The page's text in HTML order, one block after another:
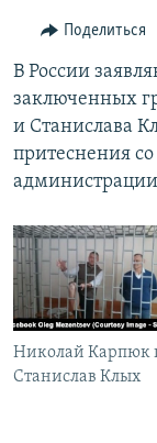
Вернутся
поиску
ИНТЕРАКТИВ
ИНФОГРАФИКА
ТЕЛЕПРОЕКТ
СОВЕТЫ
ПРОПАВШИЕ БЕЗ
ПОБЕДИТЕЛЕЙ НЕ
ELIFBE
УКРАИНСКАЯ
РАДІО СВОБОДА
КАК ОБОЙТИ
Українською
Qırımtatar
ПРИСОЕДИНЯЙТЕСЬ!
Все сайты
Поделиться
В России
заключенных
и Станислава
притеснения
Николай Карпюк
Станислав Клых